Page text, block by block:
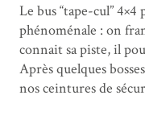
Le bus “tape-cul”
phénoménale : on
connait sa piste, il
Après quelques
nos ceintures de